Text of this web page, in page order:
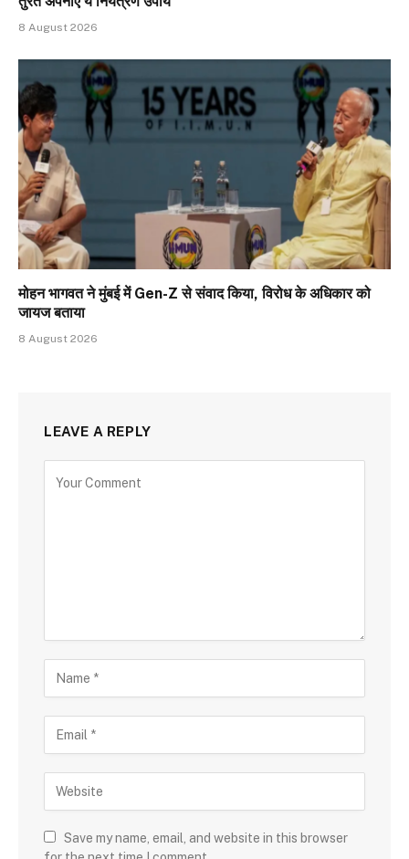
8 August 2026
मोहन भागवत ने मुंबई में Gen-Z से संवाद किया, विरोध के अधिकार को
जायज बताया
8 August 2026
LEAVE A REPLY
Save my name, email, and website in this browser